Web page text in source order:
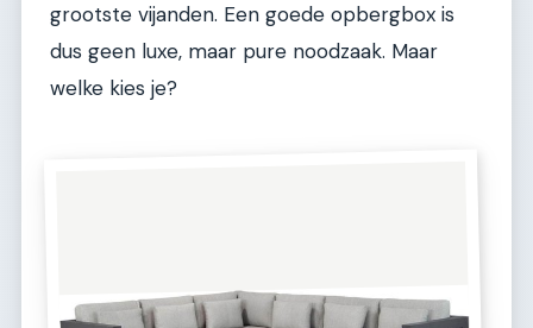
grootste vijanden. Een goede opbergbox is
dus geen luxe, maar pure noodzaak. Maar
welke kies je?